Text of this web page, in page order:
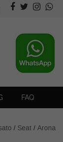
FAQ
/ Seat / Arona